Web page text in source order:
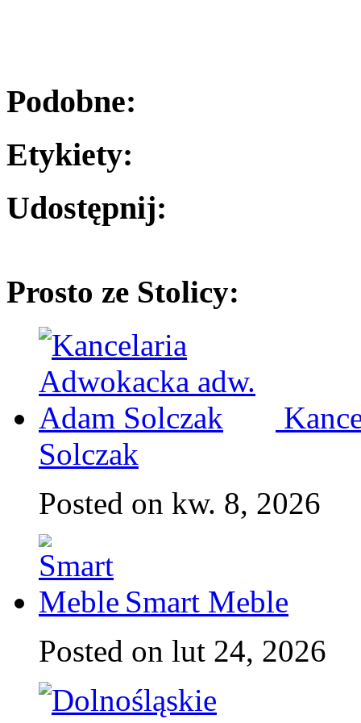
Podobne:
Etykiety:
Udostępnij:
Prosto ze Stolicy:
Solczak
Posted on kw. 8, 2026
Smart Meble
Posted on lut 24, 2026